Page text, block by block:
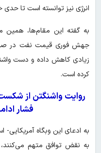
انرژی نیز توانسته است تا
به گفته این مقام‌ها، همین
جهش فوری قیمت نفت در
زیادی کاهش داده و دست
کرده است.
روایت واشنگتن از شکست
فشار
به ادعای این وبگاه آمریکایی-
به نقض توافق متهم می‌کنند،